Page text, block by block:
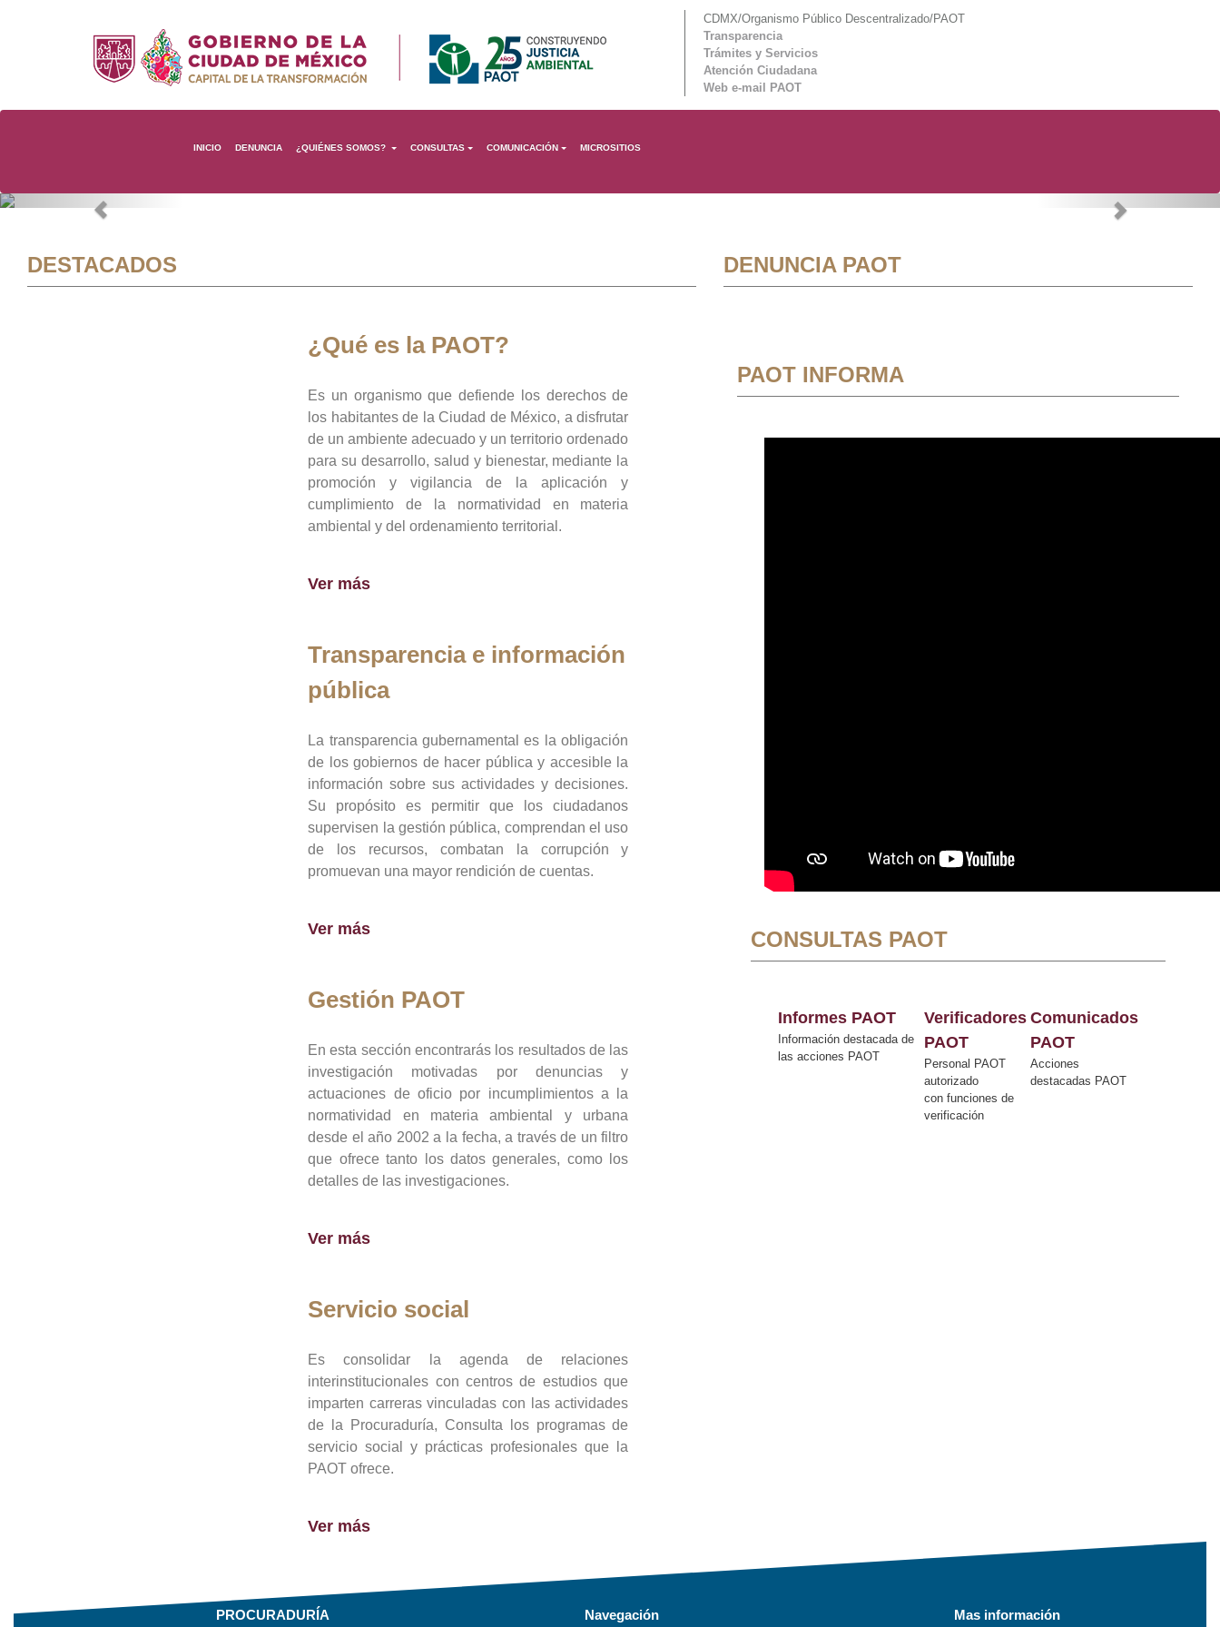
CDMX/Organismo Público Descentralizado/PAOT
Transparencia
Trámites y Servicios
Atención Ciudadana
Web e-mail PAOT
INICIO DENUNCIA ¿QUIÉNES SOMOS? CONSULTAS COMUNICACIÓN MICROSITIOS
Previous Next
DESTACADOS
¿Qué es la PAOT?
Es un organismo que defiende los derechos de
los habitantes de la Ciudad de México, a disfrutar
de un ambiente adecuado y un territorio ordenado
para su desarrollo, salud y bienestar, mediante la
promoción y vigilancia de la aplicación y
cumplimiento de la normatividad en materia
ambiental y del ordenamiento territorial.
Ver más
Transparencia e información
pública
La transparencia gubernamental es la obligación
de los gobiernos de hacer pública y accesible la
información sobre sus actividades y decisiones.
Su propósito es permitir que los ciudadanos
supervisen la gestión pública, comprendan el uso
de los recursos, combatan la corrupción y
promuevan una mayor rendición de cuentas.
Ver más
Gestión PAOT
En esta sección encontrarás los resultados de las
investigación motivadas por denuncias y
actuaciones de oficio por incumplimientos a la
normatividad en materia ambiental y urbana
desde el año 2002 a la fecha, a través de un filtro
que ofrece tanto los datos generales, como los
detalles de las investigaciones.
Ver más
Servicio social
Es consolidar la agenda de relaciones
interinstitucionales con centros de estudios que
imparten carreras vinculadas con las actividades
de la Procuraduría, Consulta los programas de
servicio social y prácticas profesionales que la
PAOT ofrece.
Ver más
DENUNCIA PAOT
PAOT INFORMA
CONSULTAS PAOT
Informes PAOT
Información destacada de
las acciones PAOT
Verificadores
PAOT
Personal PAOT
autorizado
con funciones de
verificación
Comunicados
PAOT
Acciones
destacadas PAOT
PROCURADURÍA Navegación Mas información